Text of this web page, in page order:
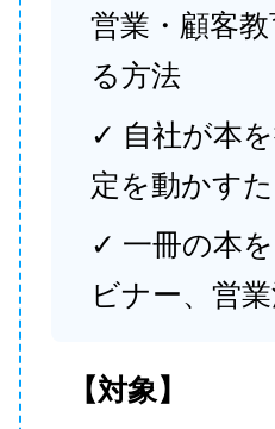
営業・顧客
る方法
✓ 自社が本
定を動かす
✓ 一冊の本
ビナー、営
【対象】